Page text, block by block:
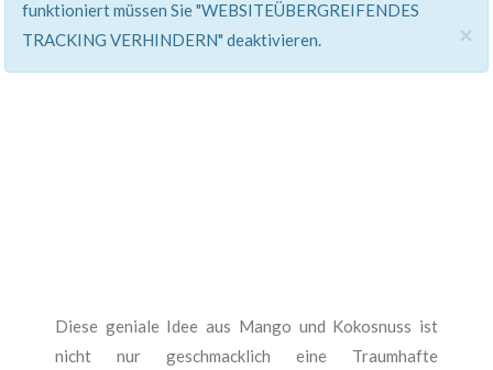
funktioniert müssen Sie "WEBSITEÜBERGREIFENDES
TRACKING VERHINDERN" deaktivieren.
×
Diese geniale Idee aus Mango und Kokosnuss ist
nicht nur geschmacklich eine Traumhafte